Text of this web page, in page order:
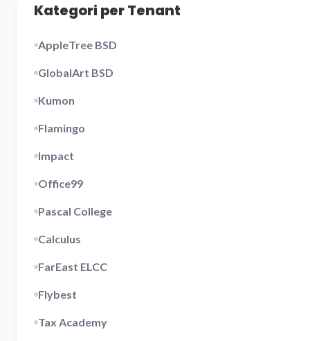
Kategori per Tenant
AppleTree BSD
GlobalArt BSD
Kumon
Flamingo
Impact
Office99
Pascal College
Calculus
FarEast ELCC
Flybest
Tax Academy